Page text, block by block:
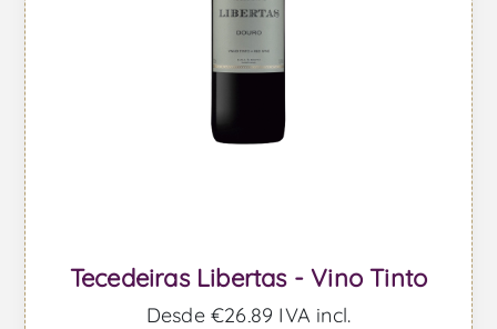
Tecedeiras Libertas - Vino Tinto
Desde €26,89 IVA incl.